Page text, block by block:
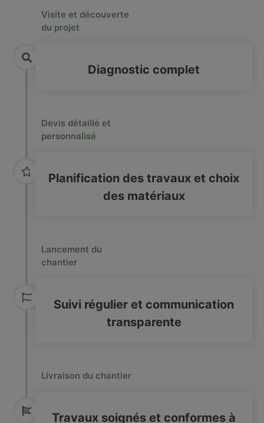
Visite et découverte
du projet
Diagnostic complet
Devis détaillé et
personnalisé
Planification des travaux et choix
des matériaux
Lancement du
chantier
Suivi régulier et communication
transparente
Livraison du chantier
Travaux soignés et conformes à